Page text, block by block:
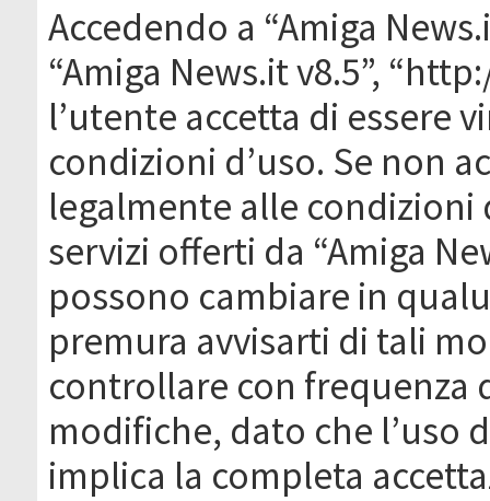
Accedendo a “Amiga
“Amiga News.it v8.5”,
l’utente accetta di essere
condizioni d’uso. Se non
legalmente alle condizioni
servizi offerti da “Amiga
possono cambiare in
premura avvisarti di tali
controllare con frequenza
modifiche, dato che l’uso
implica la completa